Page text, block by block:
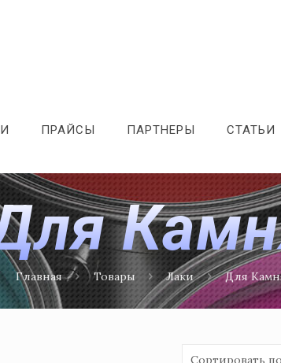
ПРАЙСЫ ПАРТНЕРЫ СТАТЬИ
Главная Товары Лаки Для